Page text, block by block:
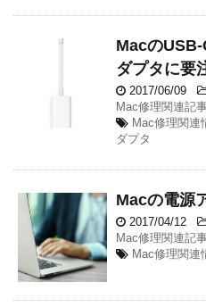
Macの
ダプタに要
2017/06/09
Mac修理関連記
Mac修理関連
ダプタ
Macの電源
2017/04/12
Mac修理関連記
Mac修理関連